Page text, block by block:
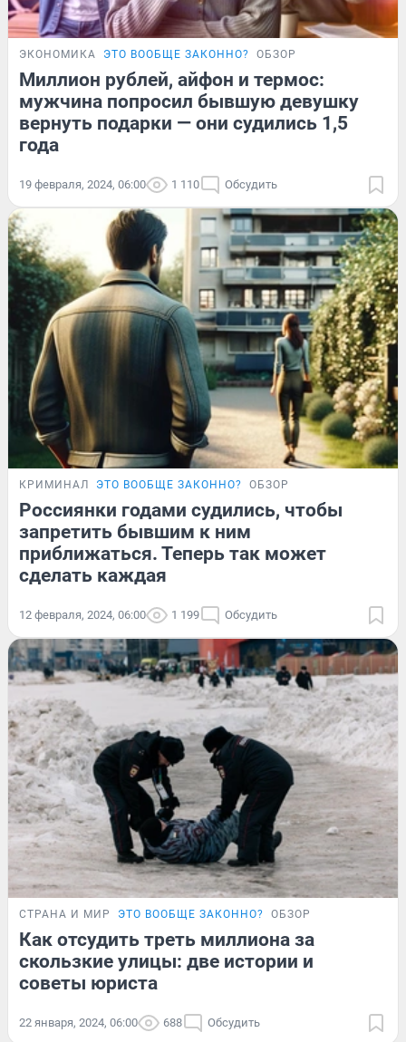
ЭКОНОМИКА ЭТО ВООБЩЕ ЗАКОННО? ОБЗОР
Миллион рублей, айфон и термос:
мужчина попросил бывшую девушку
вернуть подарки — они судились 1,5
года
19 февраля, 2024, 06:00 1 110 Обсудить
КРИМИНАЛ ЭТО ВООБЩЕ ЗАКОННО? ОБЗОР
Россиянки годами судились, чтобы
запретить бывшим к ним
приближаться. Теперь так может
сделать каждая
12 февраля, 2024, 06:00 1 199 Обсудить
СТРАНА И МИР ЭТО ВООБЩЕ ЗАКОННО? ОБЗОР
Как отсудить треть миллиона за
скользкие улицы: две истории и
советы юриста
22 января, 2024, 06:00 688 Обсудить